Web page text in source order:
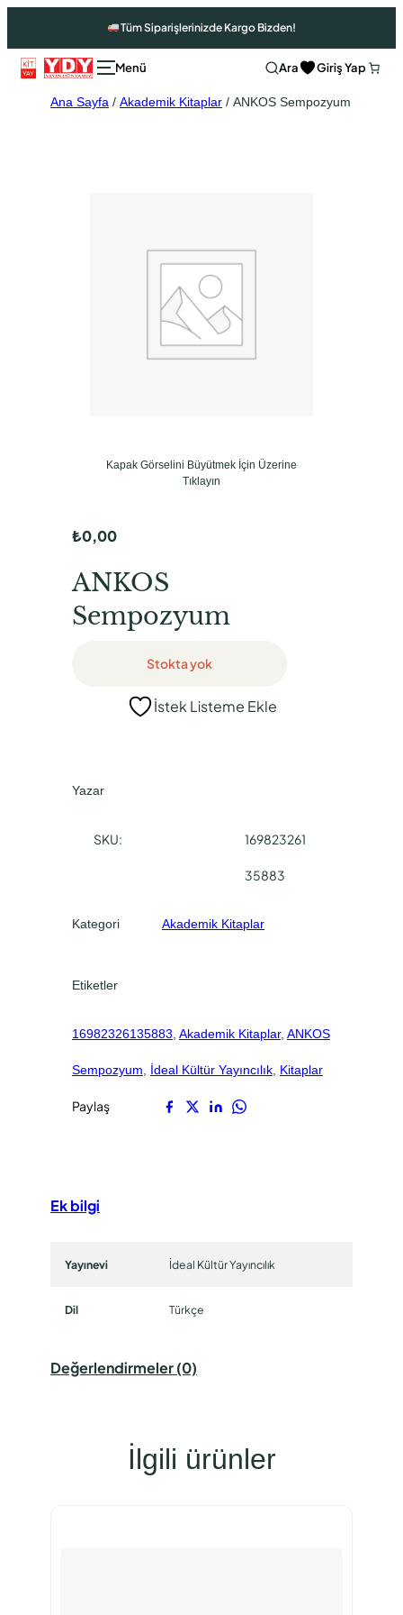
Tüm Siparişlerinizde Kargo Bizden!
Ara Giriş Yap
Ana Sayfa / Akademik Kitaplar / ANKOS Sempozyum
Kapak Görselini Büyütmek İçin Üzerine
Tıklayın
₺0,00
ANKOS
Sempozyum
Stokta yok
İstek Listeme Ekle
Yazar
SKU: 169823261
35883
Kategori Akademik Kitaplar
Etiketler
16982326135883, Akademik Kitaplar, ANKOS
Sempozyum, İdeal Kültür Yayıncılık, Kitaplar
Paylaş
Ek bilgi
Yayınevi İdeal Kültür Yayıncılık
Dil Türkçe
Değerlendirmeler (0)
İlgili ürünler